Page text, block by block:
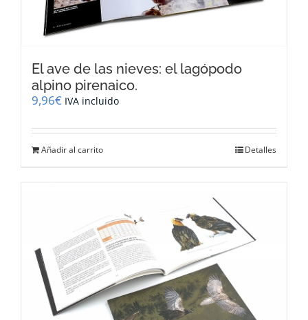
El ave de las nieves: el lagópodo
alpino pirenaico.
9,96€ IVA incluido
Añadir al carrito Detalles